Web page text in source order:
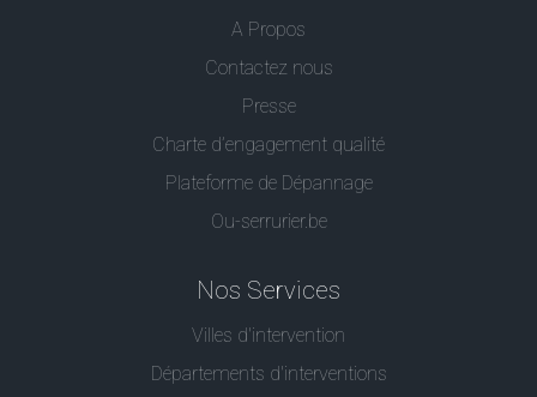
A Propos
Contactez nous
Presse
Charte d’engagement qualité
Plateforme de Dépannage
Ou-serrurier.be
Nos Services
Villes d'intervention
Départements d'interventions